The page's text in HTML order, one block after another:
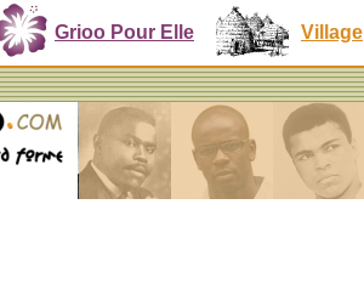
Grioo Pour Elle Village